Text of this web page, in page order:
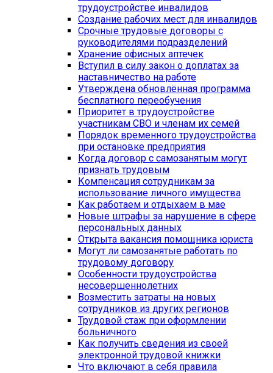
трудоустройстве инвалидов
Создание рабочих мест для инвалидов
Срочные трудовые договоры с
руководителями подразделений
Хранение офисных аптечек
Вступил в силу закон о доплатах за
наставничество на работе
Утверждена обновлённая программа
бесплатного переобучения
Приоритет в трудоустройстве
участникам СВО и членам их семей
Порядок временного трудоустройства
при остановке предприятия
Когда договор с самозанятым могут
признать трудовым
Компенсация сотрудникам за
использование личного имущества
Как работаем и отдыхаем в мае
Новые штрафы за нарушение в сфере
персональных данных
Открыта вакансия помощника юриста
Могут ли самозанятые работать по
трудовому договору
Особенности трудоустройcтва
несовершеннолетних
Возместить затраты на новых
сотрудников из других регионов
Трудовой стаж при оформлении
больничного
Как получить сведения из своей
электронной трудовой книжки
Что включают в себя правила